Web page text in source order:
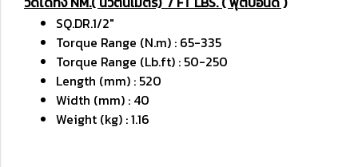
SQ.DR.1/2"
Torque Range (N.m) : 65-335
Torque Range (Lb.ft) : 50-250
Length (mm) : 520
Width (mm) : 40
Weight (kg) : 1.16